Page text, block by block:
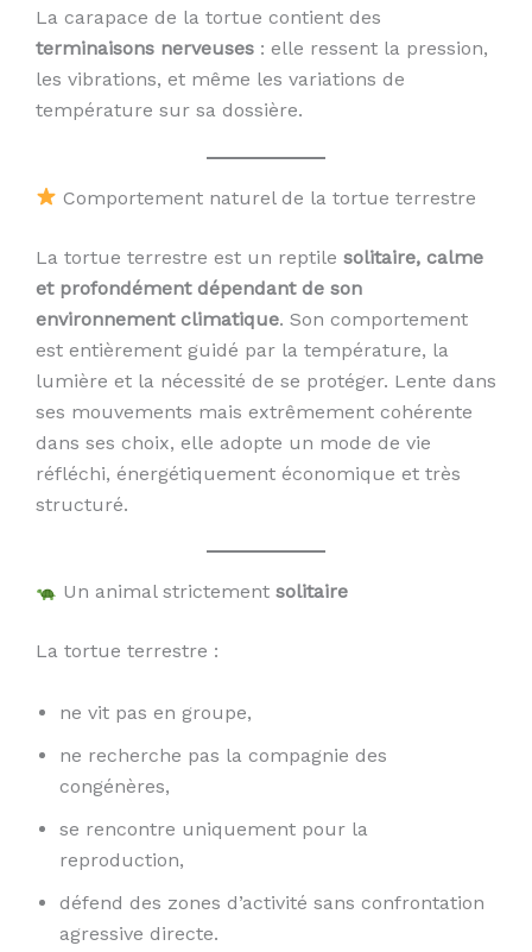
La carapace de la tortue contient des
terminaisons nerveuses : elle ressent la pression,
les vibrations, et même les variations de
température sur sa dossière.
Comportement naturel de la tortue terrestre
La tortue terrestre est un reptile solitaire, calme
et profondément dépendant de son
environnement climatique. Son comportement
est entièrement guidé par la température, la
lumière et la nécessité de se protéger. Lente dans
ses mouvements mais extrêmement cohérente
dans ses choix, elle adopte un mode de vie
réfléchi, énergétiquement économique et très
structuré.
Un animal strictementsolitaire
La tortue terrestre :
ne vit pas en groupe,
ne recherche pas la compagnie des
congénères,
se rencontre uniquement pour la
reproduction,
défend des zones d’activité sans confrontation
agressive directe.